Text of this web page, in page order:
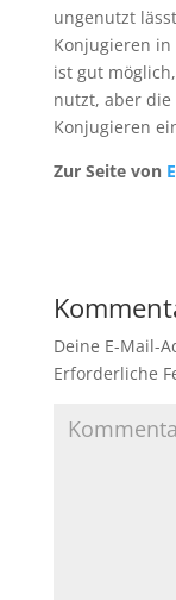
ungenutzt
Konjugieren in
ist gut
nutzt, aber die
Konjugieren
Zur Seite von
Deine E-Mail-
Erforderliche